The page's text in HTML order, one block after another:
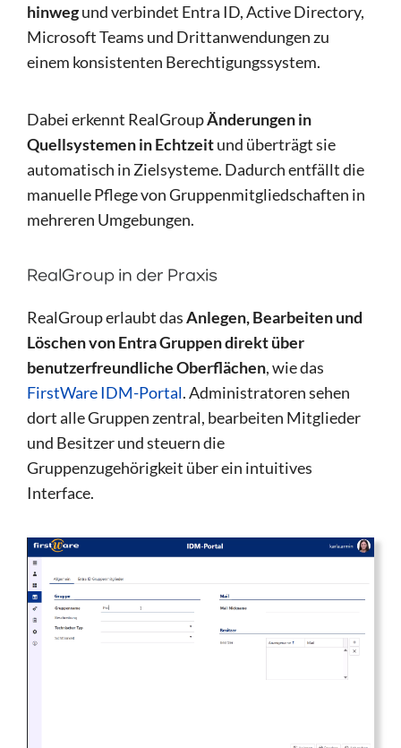
hinwegund verbindet Entra ID, Active Directory,
Microsoft Teams und Drittanwendungen zu
einem konsistenten Berechtigungssystem.
Dabei erkennt RealGroupÄnderungen in
Quellsystemen in Echtzeitund überträgt sie
automatisch in Zielsysteme. Dadurch entfällt die
manuelle Pflege von Gruppenmitgliedschaften in
mehreren Umgebungen.
RealGroup in der Praxis
RealGroup erlaubt dasAnlegen, Bearbeiten und
Löschen von Entra Gruppen direkt über
benutzerfreundliche Oberflächen, wie das
FirstWare IDM-Portal. Administratoren sehen
dort alle Gruppen zentral, bearbeiten Mitglieder
und Besitzer und steuern die
Gruppenzugehörigkeit über ein intuitives
Interface.